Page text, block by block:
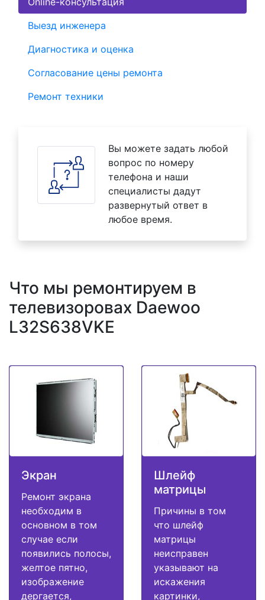
Выезд инженера
Диагностика и оценка
Согласование цены ремонта
Ремонт техники
Вы можете задать любой
вопрос по номеру
телефона и наши
специалисты дадут
развернутый ответ в
любое время.
Что мы ремонтируем в
телевизоровах Daewoo
L32S638VKE
Экран
Ремонт экрана
необходим в
основном в том
случае если
появились полосы,
желтое пятно,
изображение
дергается,
Шлейф
матрицы
Причины в том
что шлейф
матрицы
неисправен
указывают на
искажения
картинки,